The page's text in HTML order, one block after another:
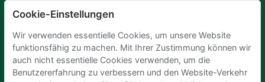
Spanisch
Französisch
Italienisch
Niederländisch
Cookie-Einstellungen
Wir verwenden essentielle Cookies, um unsere Website
funktionsfähig zu machen. Mit Ihrer Zustimmung können wir
auch nicht essentielle Cookies verwenden, um die
Benutzererfahrung zu verbessern und den Website-Verkehr